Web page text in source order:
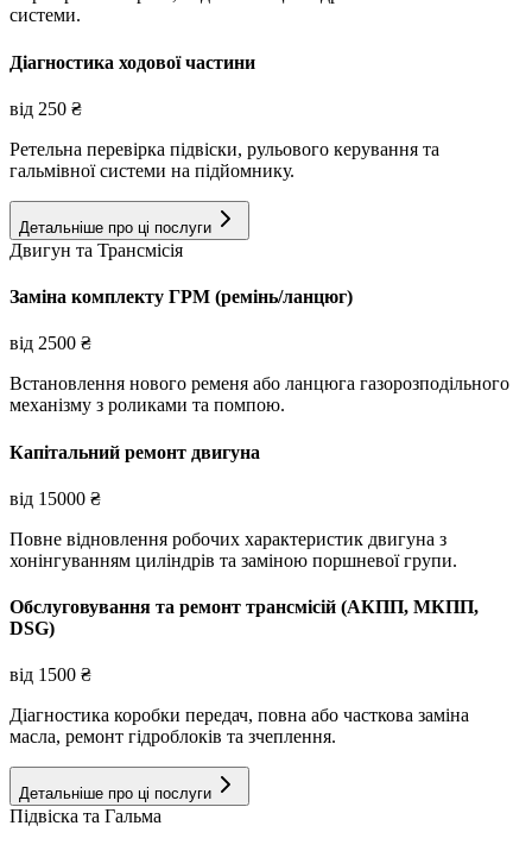
системи.
Діагностика ходової частини
від 250 ₴
Ретельна перевірка підвіски, рульового керування та
гальмівної системи на підйомнику.
Детальніше про ці послуги
Двигун та Трансмісія
Заміна комплекту ГРМ (ремінь/ланцюг)
від 2500 ₴
Встановлення нового ременя або ланцюга газорозподільного
механізму з роликами та помпою.
Капітальний ремонт двигуна
від 15000 ₴
Повне відновлення робочих характеристик двигуна з
хонінгуванням циліндрів та заміною поршневої групи.
Обслуговування та ремонт трансмісій (АКПП, МКПП,
DSG)
від 1500 ₴
Діагностика коробки передач, повна або часткова заміна
масла, ремонт гідроблоків та зчеплення.
Детальніше про ці послуги
Підвіска та Гальма